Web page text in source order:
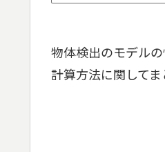
物体検出のモデル
計算方法に関してま